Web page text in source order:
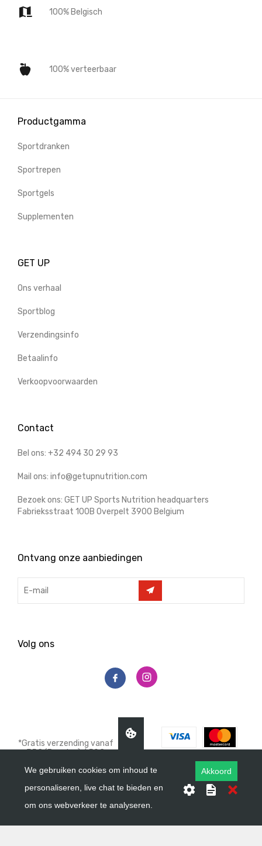
100% Belgisch
100% verteerbaar
Productgamma
Sportdranken
Sportrepen
Sportgels
Supplementen
GET UP
Ons verhaal
Sportblog
Verzendingsinfo
Betaalinfo
Verkoopvoorwaarden
Contact
Bel ons: +32 494 30 29 93
Mail ons: info@getupnutrition.com
Bezoek ons: GET UP Sports Nutrition headquarters
Fabrieksstraat 100B Overpelt 3900 Belgium
Ontvang onze aanbiedingen
Volg ons
*Gratis verzending vanaf
35€ (Benelux) / 50€
(andere landen)
All rights reserved.
We gebruiken cookies om inhoud te
personaliseren, live chat te bieden en
om ons webverkeer te analyseren.
Akkoord